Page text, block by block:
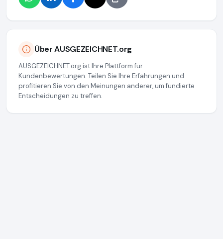
Über AUSGEZEICHNET.org
AUSGEZEICHNET.org ist Ihre Plattform für
Kundenbewertungen. Teilen Sie Ihre Erfahrungen und
profitieren Sie von den Meinungen anderer, um fundierte
Entscheidungen zu treffen.